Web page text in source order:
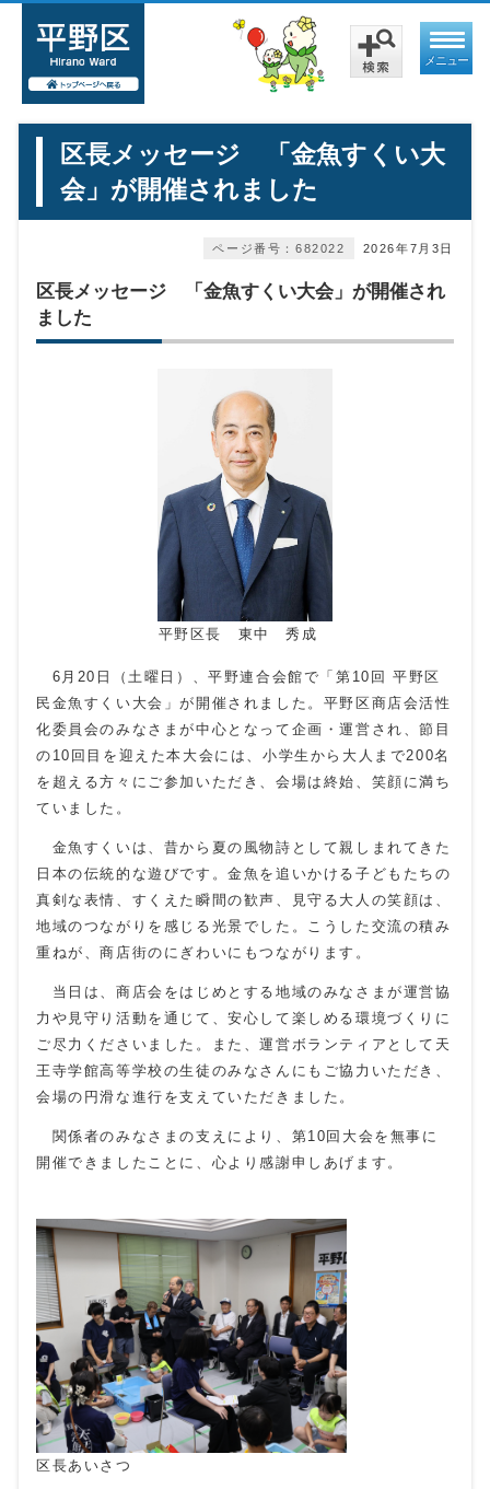
メニュー
区長メッセージ 「金魚すくい大
会」が開催されました
2026年7月3日
ページ番号：682022
区長メッセージ 「金魚すくい大会」が開催され
ました
平野区長 東中 秀成
6月20日（土曜日）、平野連合会館で「第10回 平野区
民金魚すくい大会」が開催されました。平野区商店会活性
化委員会のみなさまが中心となって企画・運営され、節目
の10回目を迎えた本大会には、小学生から大人まで200名
を超える方々にご参加いただき、会場は終始、笑顔に満ち
ていました。
金魚すくいは、昔から夏の風物詩として親しまれてきた
日本の伝統的な遊びです。金魚を追いかける子どもたちの
真剣な表情、すくえた瞬間の歓声、見守る大人の笑顔は、
地域のつながりを感じる光景でした。こうした交流の積み
重ねが、商店街のにぎわいにもつながります。
当日は、商店会をはじめとする地域のみなさまが運営協
力や見守り活動を通じて、安心して楽しめる環境づくりに
ご尽力くださいました。また、運営ボランティアとして天
王寺学館高等学校の生徒のみなさんにもご協力いただき、
会場の円滑な進行を支えていただきました。
関係者のみなさまの支えにより、第10回大会を無事に
開催できましたことに、心より感謝申しあげます。
区長あいさつ